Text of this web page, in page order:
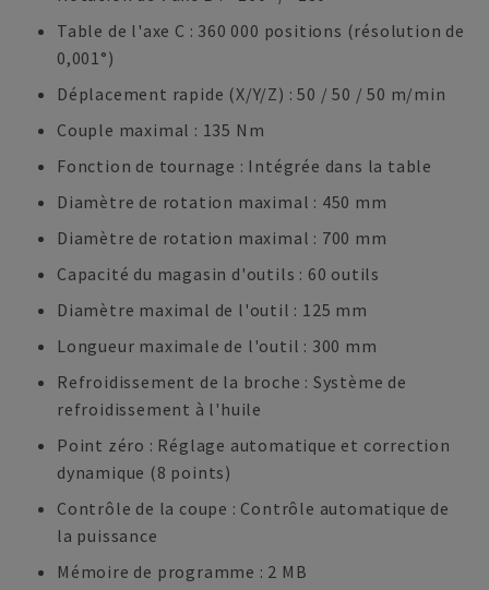
Table de l'axe C : 360 000 positions (résolution de
0,001°)
Déplacement rapide (X/Y/Z) : 50 / 50 / 50 m/min
Couple maximal : 135 Nm
Fonction de tournage : Intégrée dans la table
Diamètre de rotation maximal : 450 mm
Diamètre de rotation maximal : 700 mm
Capacité du magasin d'outils : 60 outils
Diamètre maximal de l'outil : 125 mm
Longueur maximale de l'outil : 300 mm
Refroidissement de la broche : Système de
refroidissement à l'huile
Point zéro : Réglage automatique et correction
dynamique (8 points)
Contrôle de la coupe : Contrôle automatique de
la puissance
Mémoire de programme : 2 MB